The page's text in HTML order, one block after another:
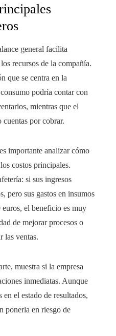
general facilita
recursos de la compañía.
que se centra en la
podría contar con
mientras que el
cuentas por cobrar.
importante analizar cómo
costos principales.
si sus ingresos
pero sus gastos en insumos
el beneficio es muy
de mejorar procesos o
las ventas.
muestra si la empresa
inmediatas. Aunque
el estado de resultados,
ponerla en riesgo de